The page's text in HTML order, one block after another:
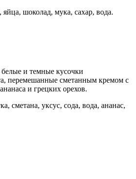
шоколад, мука, сахар, вода.
и темные кусочки
перемешанные сметанным кремом с
и грецких орехов.
сметана, уксус, сода, вода, ананас,